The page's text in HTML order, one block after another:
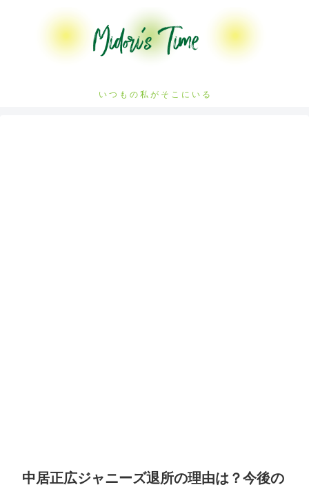
い つ も の 私 が そ こ に い る
中居正広ジャニーズ退所の理由は？今後の